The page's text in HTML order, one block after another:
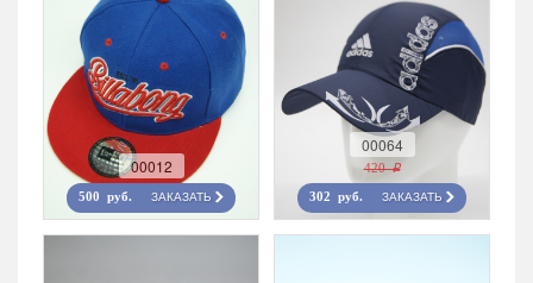
00012
500 руб. ЗАКАЗАТЬ
00064
420 r
302 руб. ЗАКАЗАТЬ